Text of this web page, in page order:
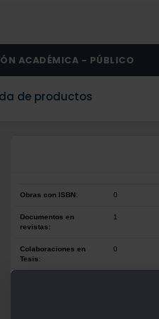
ACADÉMICA - PÚBLICO
de productos
Obras con ISBN: 0
Documentos en
revistas:
1
Colaboraciones en
Tesis:
0